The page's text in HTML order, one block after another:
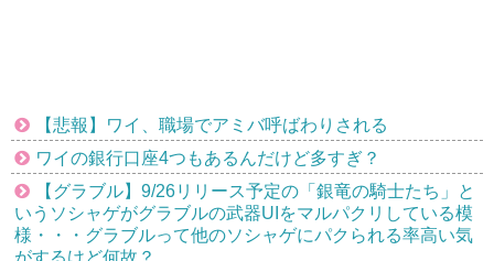
【悲報】ワイ、職場でアミバ呼ばわりされる
ワイの銀行口座4つもあるんだけど多すぎ？
【グラブル】9/26リリース予定の「銀竜の騎士たち」と
いうソシャゲがグラブルの武器UIをマルパクリしている模
様・・・グラブルって他のソシャゲにパクられる率高い気